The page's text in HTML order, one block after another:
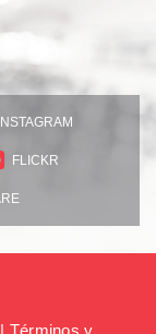
INSTAGRAM
FLICKR